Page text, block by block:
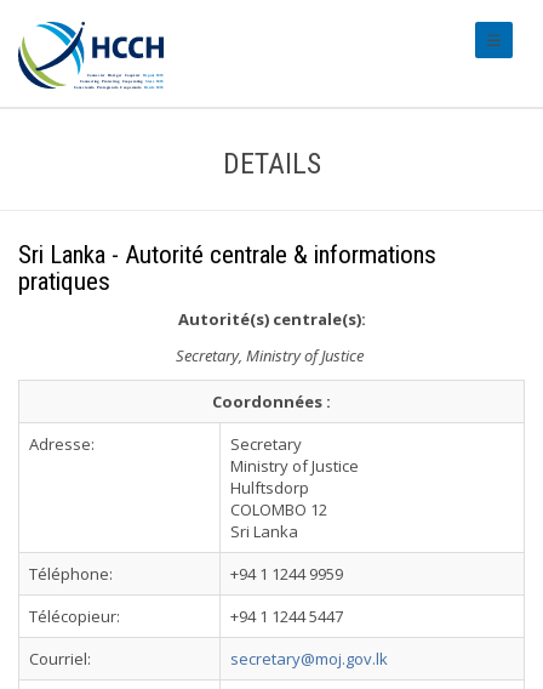
DETAILS
Sri Lanka - Autorité centrale & informations
pratiques
Autorité(s) centrale(s):
Secretary, Ministry of Justice
Coordonnées :
Adresse:
Secretary
Ministry of Justice
Hulftsdorp
COLOMBO 12
Sri Lanka
Téléphone:
+94 1 1244 9959
Télécopieur:
+94 1 1244 5447
Courriel:
secretary@moj.gov.lk